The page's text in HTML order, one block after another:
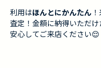
利用はほんとにかんたん
査定！金額に納得いただけ
安心してご来店ください😌